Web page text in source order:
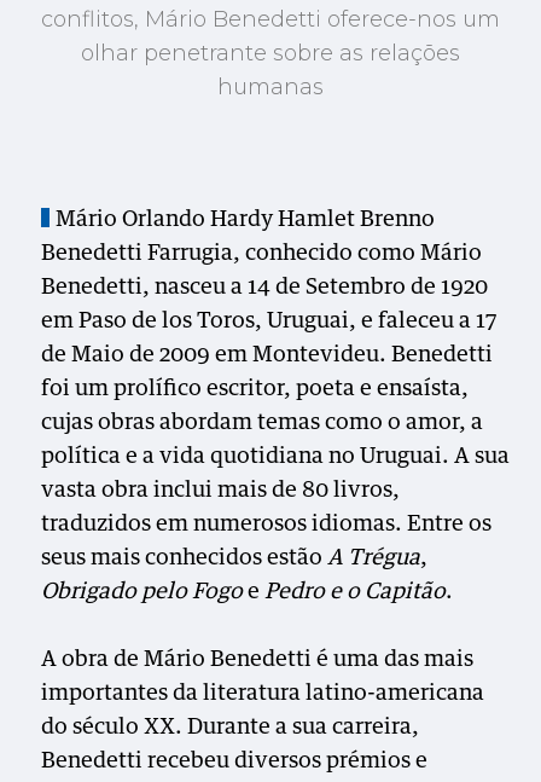
conflitos, Mário Benedetti oferece-nos um
olhar penetrante sobre as relações
humanas
Mário Orlando Hardy Hamlet Brenno
Benedetti Farrugia, conhecido como Mário
Benedetti, nasceu a 14 de Setembro de 1920
em Paso de los Toros, Uruguai, e faleceu a 17
de Maio de 2009 em Montevideu. Benedetti
foi um prolífico escritor, poeta e ensaísta,
cujas obras abordam temas como o amor, a
política e a vida quotidiana no Uruguai. A sua
vasta obra inclui mais de 80 livros,
traduzidos em numerosos idiomas. Entre os
seus mais conhecidos estãoA Trégua,
Obrigado pelo FogoePedro e o Capitão.
A obra de Mário Benedetti é uma das mais
importantes da literatura latino-americana
do século XX. Durante a sua carreira,
Benedetti recebeu diversos prémios e